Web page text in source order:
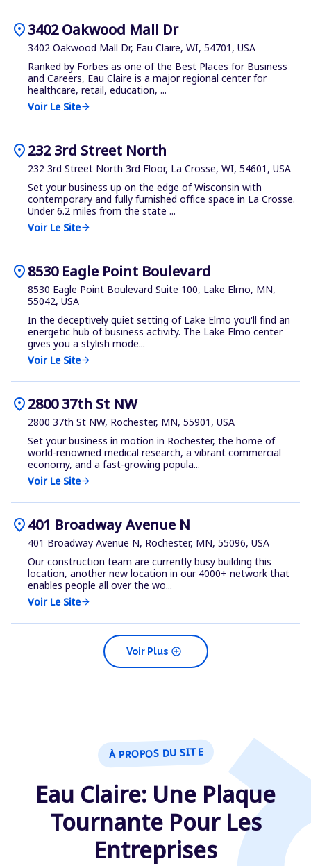
location_on3402 Oakwood Mall Dr
3402 Oakwood Mall Dr, Eau Claire, WI, 54701, USA
Ranked by Forbes as one of the Best Places for Business
and Careers, Eau Claire is a major regional center for
healthcare, retail, education, ...
Voir Le Sitearrow_forward
location_on232 3rd Street North
232 3rd Street North 3rd Floor, La Crosse, WI, 54601, USA
Set your business up on the edge of Wisconsin with
contemporary and fully furnished office space in La Crosse.
Under 6.2 miles from the state ...
Voir Le Sitearrow_forward
location_on8530 Eagle Point Boulevard
8530 Eagle Point Boulevard Suite 100, Lake Elmo, MN,
55042, USA
In the deceptively quiet setting of Lake Elmo you'll find an
energetic hub of business activity. The Lake Elmo center
gives you a stylish mode...
Voir Le Sitearrow_forward
location_on2800 37th St NW
2800 37th St NW, Rochester, MN, 55901, USA
Set your business in motion in Rochester, the home of
world-renowned medical research, a vibrant commercial
economy, and a fast-growing popula...
Voir Le Sitearrow_forward
location_on401 Broadway Avenue N
401 Broadway Avenue N, Rochester, MN, 55096, USA
Our construction team are currently busy building this
location, another new location in our 4000+ network that
enables people all over the wo...
Voir Le Sitearrow_forward
add_circle
Voir Plus
À PROPOS DU SITE
Eau Claire: Une Plaque
Tournante Pour Les
Entreprises